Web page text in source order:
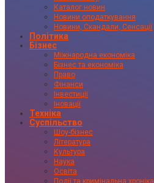
Каталог новин
Новини оподаткування
Новини, Скандали, Сенсації
Політика
Бізнес
Міжнародна економіка
Бізнес та економіка
Право
Фінанси
Інвестиції
Іновації
Техніка
Суспільство
Шоу-бізнес
Література
Культура
Наука
Освіта
Події та кримінальна хроніка